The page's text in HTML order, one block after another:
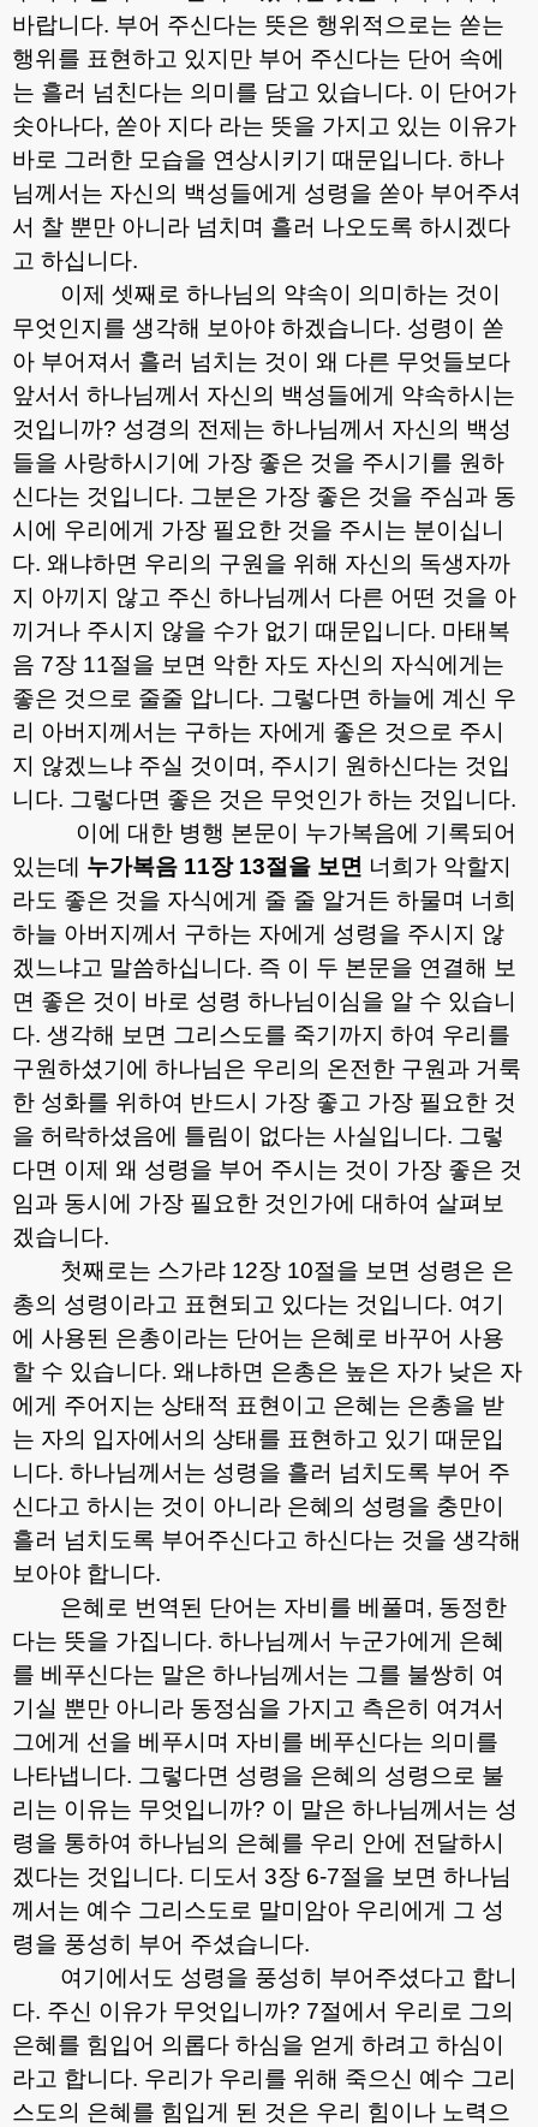
바랍니다. 부어 주신다는 뜻은 행위적으로는 쏟는
행위를 표현하고 있지만 부어 주신다는 단어 속에
는 흘러 넘친다는 의미를 담고 있습니다. 이 단어가
솟아나다, 쏟아 지다 라는 뜻을 가지고 있는 이유가
바로 그러한 모습을 연상시키기 때문입니다. 하나
님께서는 자신의 백성들에게 성령을 쏟아 부어주셔
서 찰 뿐만 아니라 넘치며 흘러 나오도록 하시겠다
고 하십니다.
이제 셋째로 하나님의 약속이 의미하는 것이
무엇인지를 생각해 보아야 하겠습니다. 성령이 쏟
아 부어져서 흘러 넘치는 것이 왜 다른 무엇들보다
앞서서 하나님께서 자신의 백성들에게 약속하시는
것입니까? 성경의 전제는 하나님께서 자신의 백성
들을 사랑하시기에 가장 좋은 것을 주시기를 원하
신다는 것입니다. 그분은 가장 좋은 것을 주심과 동
시에 우리에게 가장 필요한 것을 주시는 분이십니
다. 왜냐하면 우리의 구원을 위해 자신의 독생자까
지 아끼지 않고 주신 하나님께서 다른 어떤 것을 아
끼거나 주시지 않을 수가 없기 때문입니다. 마태복
음 7장 11절을 보면 악한 자도 자신의 자식에게는
좋은 것으로 줄줄 압니다. 그렇다면 하늘에 계신 우
리 아버지께서는 구하는 자에게 좋은 것으로 주시
지 않겠느냐 주실 것이며 , 주시기 원하신다는 것입
니다. 그렇다면 좋은 것은 무엇인가 하는 것입니다.
이에 대한 병행 본문이 누가복음에 기록되어
있는데 누가복음 11장 13절을 보면 너희가 악할지
라도 좋은 것을 자식에게 줄 줄 알거든 하물며 너희
하늘 아버지께서 구하는 자에게 성령을 주시지 않
겠느냐고 말씀하십니다. 즉 이 두 본문을 연결해 보
면 좋은 것이 바로 성령 하나님이심을 알 수 있습니
다. 생각해 보면 그리스도를 죽기까지 하여 우리를
구원하셨기에 하나님은 우리의 온전한 구원과 거룩
한 성화를 위하여 반드시 가장 좋고 가장 필요한 것
을 허락하셨음에 틀림이 없다는 사실입니다. 그렇
다면 이제 왜 성령을 부어 주시는 것이 가장 좋은 것
임과 동시에 가장 필요한 것인가에 대하여 살펴보
겠습니다.
첫째로는 스가랴 12장 10절을 보면 성령은 은
총의 성령이라고 표현되고 있다는 것입니다. 여기
에 사용된 은총이라는 단어는 은혜로 바꾸어 사용
할 수 있습니다. 왜냐하면 은총은 높은 자가 낮은 자
에게 주어지는 상태적 표현이고 은혜는 은총을 받
는 자의 입자에서의 상태를 표현하고 있기 때문입
니다. 하나님께서는 성령을 흘러 넘치도록 부어 주
신다고 하시는 것이 아니라 은혜의 성령을 충만이
흘러 넘치도록 부어주신다고 하신다는 것을 생각해
보아야 합니다.
은혜로 번역된 단어는 자비를 베풀며 , 동정한
다는 뜻을 가집니다. 하나님께서 누군가에게 은혜
를 베푸신다는 말은 하나님께서는 그를 불쌍히 여
기실 뿐만 아니라 동정심을 가지고 측은히 여겨서
그에게 선을 베푸시며 자비를 베푸신다는 의미를
나타냅니다. 그렇다면 성령을 은혜의 성령으로 불
리는 이유는 무엇입니까? 이 말은 하나님께서는 성
령을 통하여 하나님의 은혜를 우리 안에 전달하시
겠다는 것입니다. 디도서 3장 6-7절을 보면 하나님
께서는 예수 그리스도로 말미암아 우리에게 그 성
령을 풍성히 부어 주셨습니다.
여기에서도 성령을 풍성히 부어주셨다고 합니
다. 주신 이유가 무엇입니까? 7절에서 우리로 그의
은혜를 힘입어 의롭다 하심을 얻게 하려고 하심이
라고 합니다. 우리가 우리를 위해 죽으신 예수 그리
스도의 은혜를 힘입게 된 것은 우리 힘이나 노력으